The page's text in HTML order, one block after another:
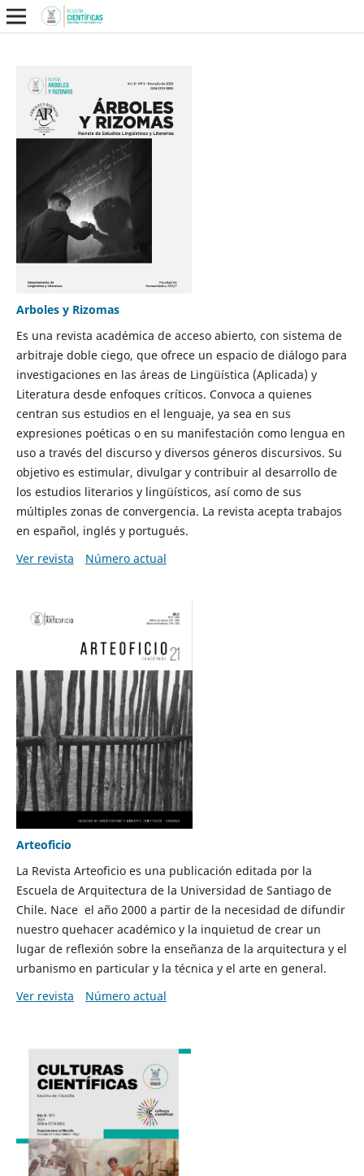
Arboles y Rizomas
Es una revista académica de acceso abierto, con sistema de
arbitraje doble ciego, que ofrece un espacio de diálogo para
investigaciones en las áreas de Lingüística (Aplicada) y
Literatura desde enfoques críticos. Convoca a quienes
centran sus estudios en el lenguaje, ya sea en sus
expresiones poéticas o en su manifestación como lengua en
uso a través del discurso y diversos géneros discursivos. Su
objetivo es estimular, divulgar y contribuir al desarrollo de
los estudios literarios y lingüísticos, así como de sus
múltiples zonas de convergencia. La revista acepta trabajos
en español, inglés y portugués.
Ver revista
Número actual
Arteoficio
La Revista Arteoficio es una publicación editada por la
Escuela de Arquitectura de la Universidad de Santiago de
Chile. Nace el año 2000 a partir de la necesidad de difundir
nuestro quehacer académico y la inquietud de crear un
lugar de reflexión sobre la enseñanza de la arquitectura y el
urbanismo en particular y la técnica y el arte en general.
Ver revista
Número actual